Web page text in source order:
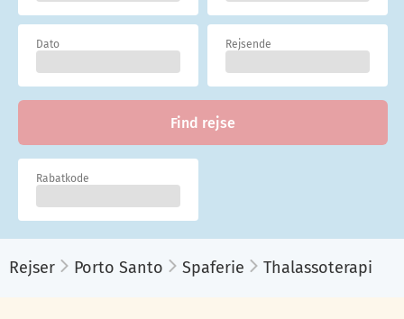
Dato Rejsende
Rabatkode
Find rejse
Rejser Porto Santo Spaferie Thalassoterapi